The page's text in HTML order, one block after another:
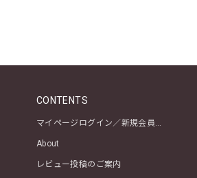
CONTENTS
マイページログイン／新規会員登録
About
レビュー投稿のご案内